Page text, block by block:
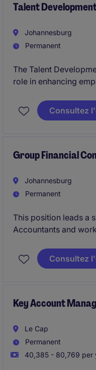
Talent
Johannesburg
Permanent
The Talent
role in enhancing
Chemical
on developing and
Consultez
Group Financial
Johannesburg
Permanent
This position leads a
Accountants and
ensure accurate
and full compliance
Consultez
Key Account
Le Cap
Permanent
40,385 - 80,769 per